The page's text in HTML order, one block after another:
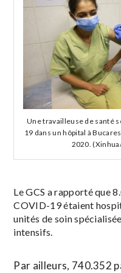
Une travailleuse de santé
19 dans un hôpital à
2020.
Le GCS a rapporté que
COVID-19 étaient
unités de soin
intensifs.
Par ailleurs, 740.352